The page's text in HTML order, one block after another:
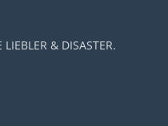
& DISASTER.